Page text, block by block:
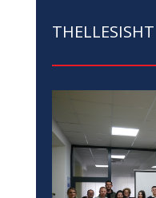
THELLESISHT